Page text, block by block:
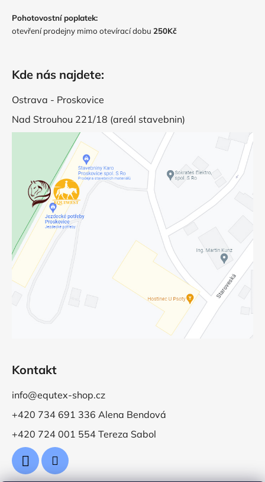
Pohotovostní poplatek:
otevření prodejny mimo otevírací dobu 250Kč
Kde nás najdete:
Ostrava - Proskovice
Nad Strouhou 221/18 (areál stavebnin)
Kontakt
info@equtex-shop.cz
+420 734 691 336 Alena Bendová
+420 724 001 554 Tereza Sabol